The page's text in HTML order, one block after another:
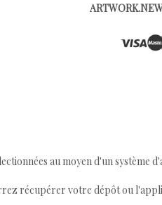
au moyen d'un système
récupérer votre dépôt ou